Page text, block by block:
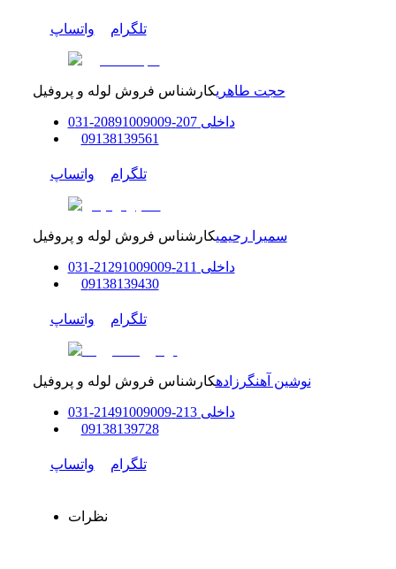
تلگرام واتساپ
حجت طاهریکارشناس فروش لوله و پروفیل
داخلی207-208
91009009
-
031
09138139561
تلگرام واتساپ
سمیرا رحیمیکارشناس فروش لوله و پروفیل
داخلی 211-212
91009009
-
031
09138139430
تلگرام واتساپ
نوشین آهنگرزادهکارشناس فروش لوله و پروفیل
داخلی213-214
91009009
-
031
09138139728
تلگرام واتساپ
نظرات